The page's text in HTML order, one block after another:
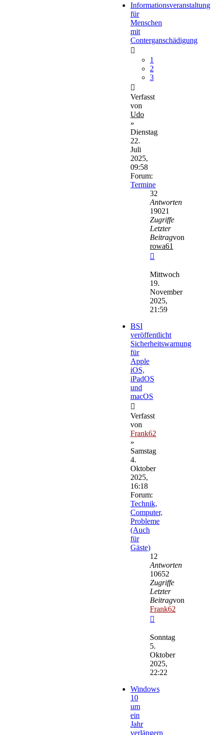
Informationsveranstaltung
für
Menschen
mit
Conterganschädigung
1
2
3
Verfasst
von
Udo
»
Dienstag
22.
Juli
2025,
09:58
Forum:
Termine
32
Antworten
19021
Zugriffe
Letzter
Beitragvon
rowa61
Beitrag
Mittwoch
19.
November
2025,
21:59
BSI
veröffentlicht
Sicherheitswarnung
für
Apple
iOS,
iPadOS
und
macOS
Verfasst
von
Frank62
»
Samstag
4.
Oktober
2025,
16:18
Forum:
Technik,
Computer,
Probleme
(Auch
für
Gäste)
12
Antworten
10652
Zugriffe
Letzter
Beitragvon
Frank62
Beitrag
Sonntag
5.
Oktober
2025,
22:22
Windows
10
um
ein
Jahr
verlängern